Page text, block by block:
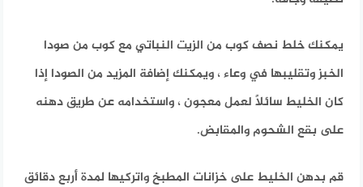
يمكنك خلط نصف كوب من الزيت النباتي مع كوب من صودا
الخبز وتقليبها في وعاء ، ويمكنك إضافة المزيد من الصودا إذا
كان الخليط سائلاً لعمل معجون ، واستخدامه عن طريق دهنه
على بقع الشحوم والمقابض.
قم بدهن الخليط على خزانات المطبخ واتركيها لمدة أربع دقائق